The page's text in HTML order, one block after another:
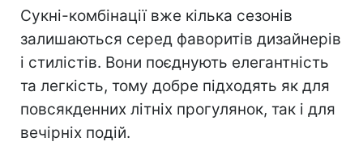
Сукні-комбінації вже кілька сезонів
залишаються серед фаворитів дизайнерів
і стилістів. Вони поєднують елегантність
та легкість, тому добре підходять як для
повсякденних літніх прогулянок, так і для
вечірніх подій.